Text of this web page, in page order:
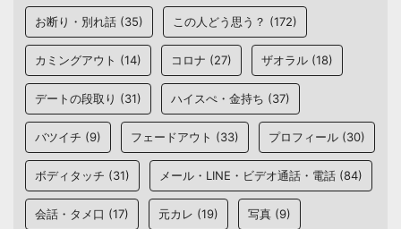
お断り・別れ話 (35) この人どう思う？ (172)
カミングアウト (14) コロナ (27) ザオラル (18)
デートの段取り (31) ハイスぺ・金持ち (37)
バツイチ (9) フェードアウト (33) プロフィール (30)
ボディタッチ (31) メール・LINE・ビデオ通話・電話 (84)
会話・タメ口 (17) 元カレ (19) 写真 (9)